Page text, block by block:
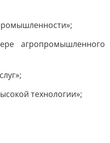
агропромышленного
технологии»;